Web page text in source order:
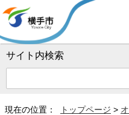
サイト内検索
現在の位置： トップページ >